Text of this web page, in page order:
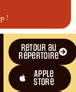
!
Retour au
répertoire
Apple
Store